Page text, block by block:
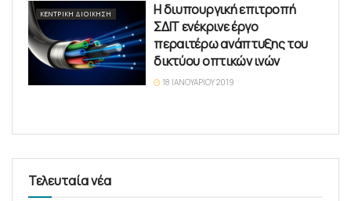
ΚΕΝΤΡΙΚΉ ΔΙΟΊΚΗΣΗ
Η διυπουργική επιτροπή
ΣΔΙΤ ενέκρινε έργο
περαιτέρω ανάπτυξης του
δικτύου οπτικών ινών
18 ΙΑΝΟΥΑΡΊΟΥ 2019
Τελευταία νέα